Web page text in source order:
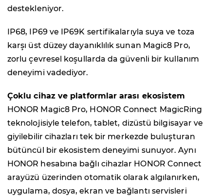
destekleniyor.
IP68, IP69 ve IP69K sertifikalarıyla suya ve toza
karşı üst düzey dayanıklılık sunan Magic8 Pro,
zorlu çevresel koşullarda da güvenli bir kullanım
deneyimi vadediyor.
Çoklu cihaz ve platformlar arası ekosistem
HONOR Magic8 Pro, HONOR Connect MagicRing
teknolojisiyle telefon, tablet, dizüstü bilgisayar ve
giyilebilir cihazları tek bir merkezde buluşturan
bütüncül bir ekosistem deneyimi sunuyor. Aynı
HONOR hesabına bağlı cihazlar HONOR Connect
arayüzü üzerinden otomatik olarak algılanırken,
uygulama, dosya, ekran ve bağlantı servisleri